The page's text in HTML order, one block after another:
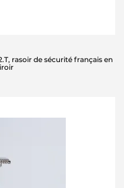
rasoir de sécurité français en